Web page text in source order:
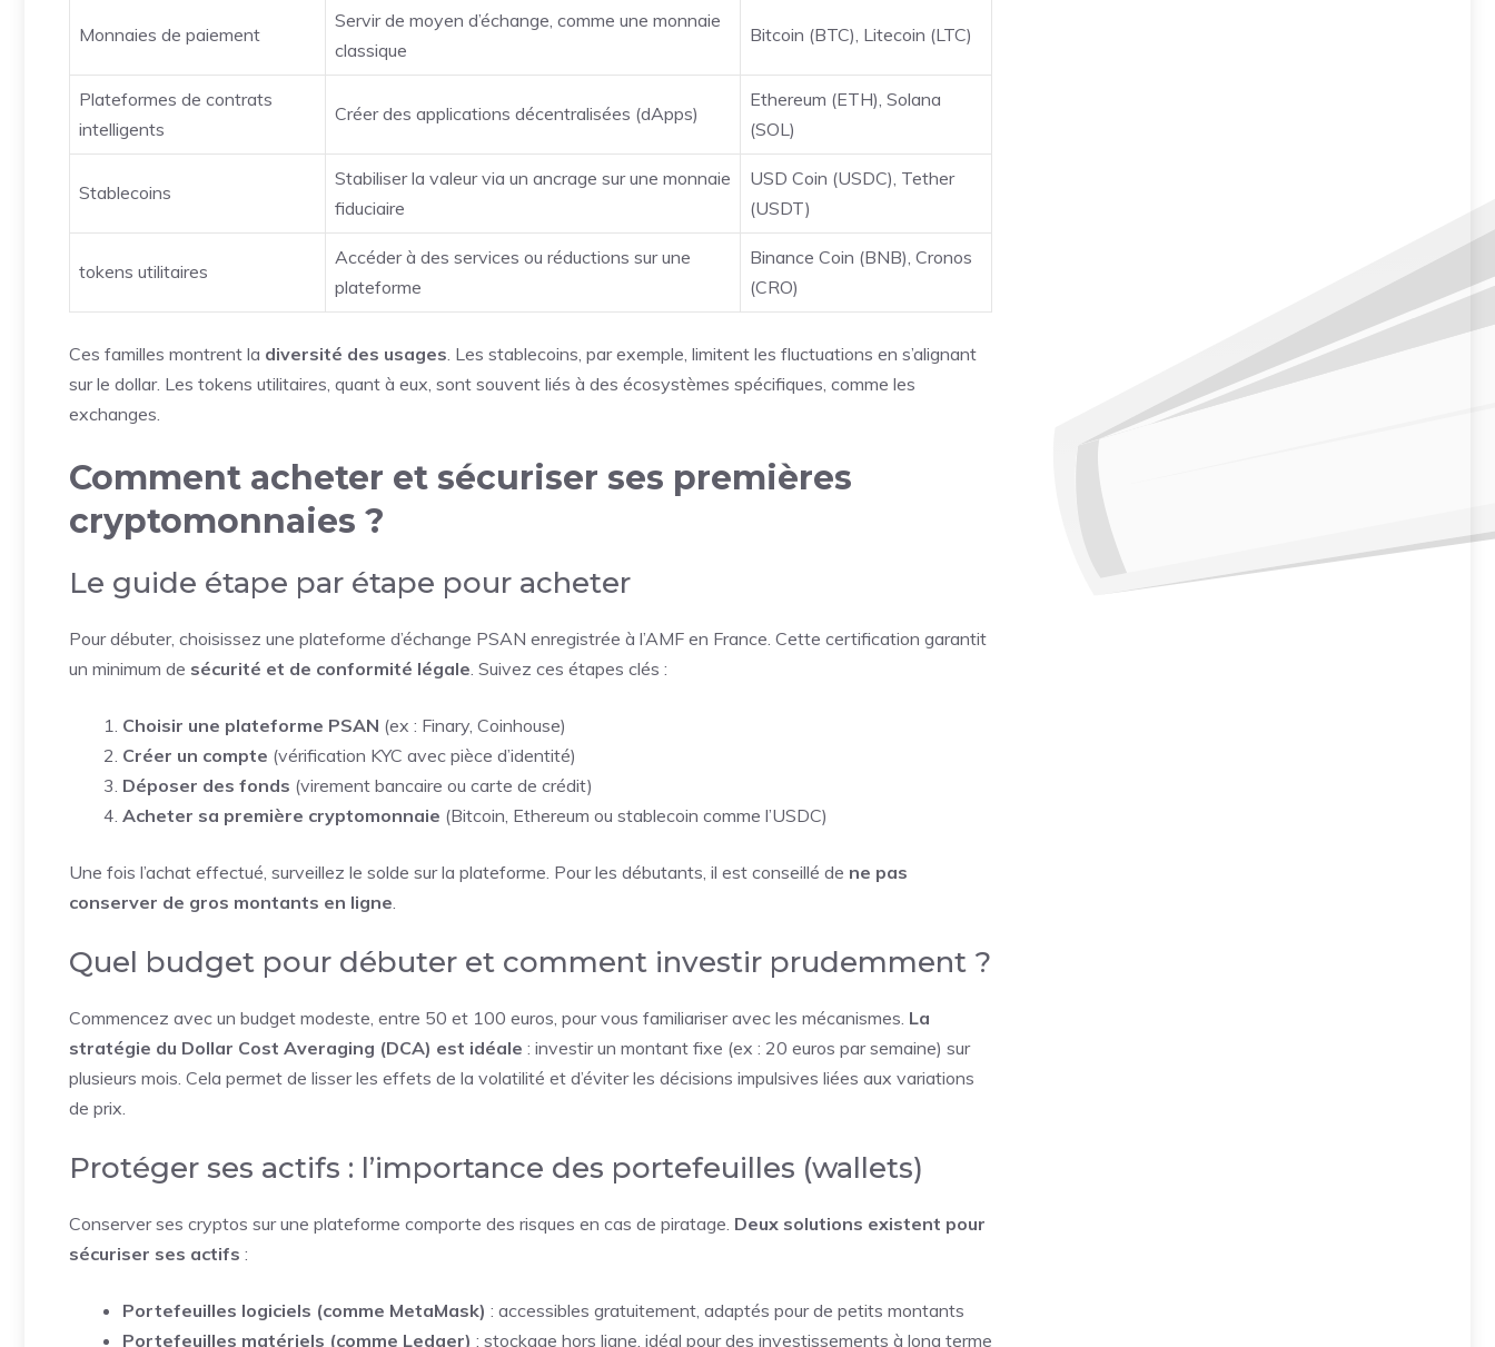
Monnaies de paiement
Servir de moyen d’échange, comme une monnaie
classique
Bitcoin (BTC), Litecoin (LTC)
Plateformes de contrats
intelligents
Créer des applications décentralisées (dApps)
Ethereum (ETH), Solana
(SOL)
Stablecoins
Stabiliser la valeur via un ancrage sur une monnaie
fiduciaire
USD Coin (USDC), Tether
(USDT)
tokens utilitaires
Accéder à des services ou réductions sur une
plateforme
Binance Coin (BNB), Cronos
(CRO)
Ces familles montrent la diversité des usages . Les stablecoins, par exemple, limitent les fluctuations en s’alignant
sur le dollar. Les tokens utilitaires, quant à eux, sont souvent liés à des écosystèmes spécifiques, comme les
exchanges.
Comment acheter et sécuriser ses premières
cryptomonnaies ?
Le guide étape par étape pour acheter
Pour débuter, choisissez une plateforme d’échange PSAN enregistrée à l’AMF en France. Cette certification garantit
un minimum de sécurité et de conformité légale . Suivez ces étapes clés :
Choisir une plateforme PSAN (ex : Finary, Coinhouse)
Créer un compte (vérification KYC avec pièce d’identité)
Déposer des fonds (virement bancaire ou carte de crédit)
Acheter sa première cryptomonnaie (Bitcoin, Ethereum ou stablecoin comme l’USDC)
Une fois l’achat effectué, surveillez le solde sur la plateforme. Pour les débutants, il est conseillé de ne pas
conserver de gros montants en ligne
Quel budget pour débuter et comment investir prudemment ?
Commencez avec un budget modeste, entre 50 et 100 euros, pour vous familiariser avec les mécanismes. La
stratégie du Dollar Cost Averaging (DCA) est idéale : investir un montant fixe (ex : 20 euros par semaine) sur
plusieurs mois. Cela permet de lisser les effets de la volatilité et d’éviter les décisions impulsives liées aux variations
de prix.
Protéger ses actifs : l’importance des portefeuilles (wallets)
Conserver ses cryptos sur une plateforme comporte des risques en cas de piratage. Deux solutions existent pour
sécuriser ses actifs :
Portefeuilles logiciels (comme MetaMask) : accessibles gratuitement, adaptés pour de petits montants
Portefeuilles matériels (comme Ledger) : stockage hors ligne, idéal pour des investissements à long terme